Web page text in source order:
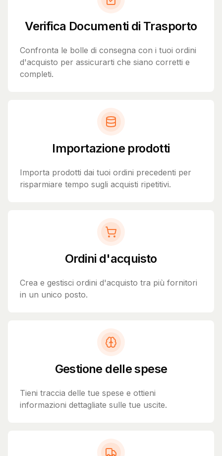
Verifica Documenti di Trasporto
Confronta le bolle di consegna con i tuoi ordini
d'acquisto per assicurarti che siano corretti e
completi.
Importazione prodotti
Importa prodotti dai tuoi ordini precedenti per
risparmiare tempo sugli acquisti ripetitivi.
Ordini d'acquisto
Crea e gestisci ordini d'acquisto tra più fornitori
in un unico posto.
Gestione delle spese
Tieni traccia delle tue spese e ottieni
informazioni dettagliate sulle tue uscite.